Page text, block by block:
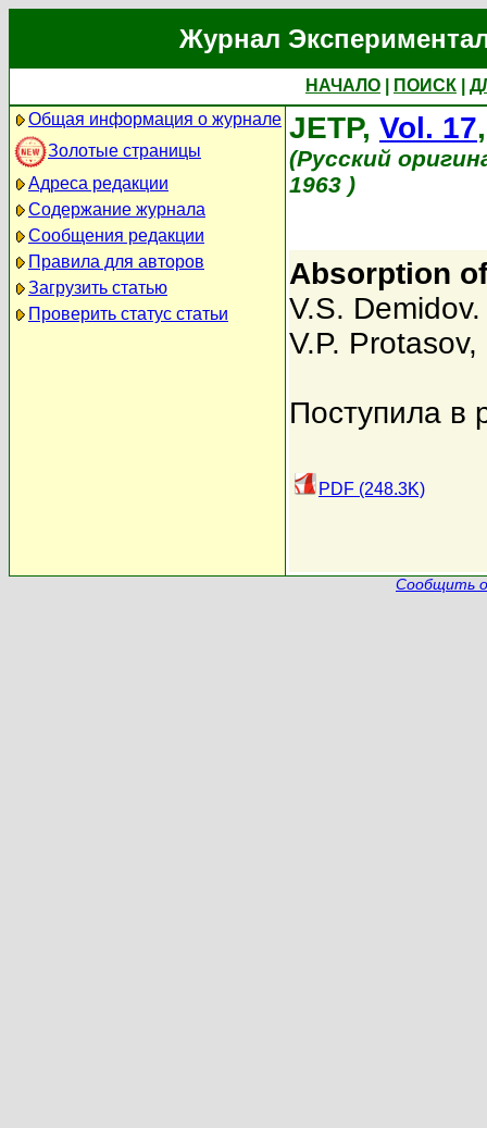
Журнал
НАЧАЛО ПОИСК
Общая информация о журнале
Золотые страницы
Адреса редакции
Содержание журнала
Сообщения редакции
Правила для авторов
Загрузить статью
Проверить статус статьи
JETP, Vol. 17
(Русский
1963 )
Absorption
V.S.
V.P. Protasov,
Поступила в
PDF (248.3K)
Сообщить о